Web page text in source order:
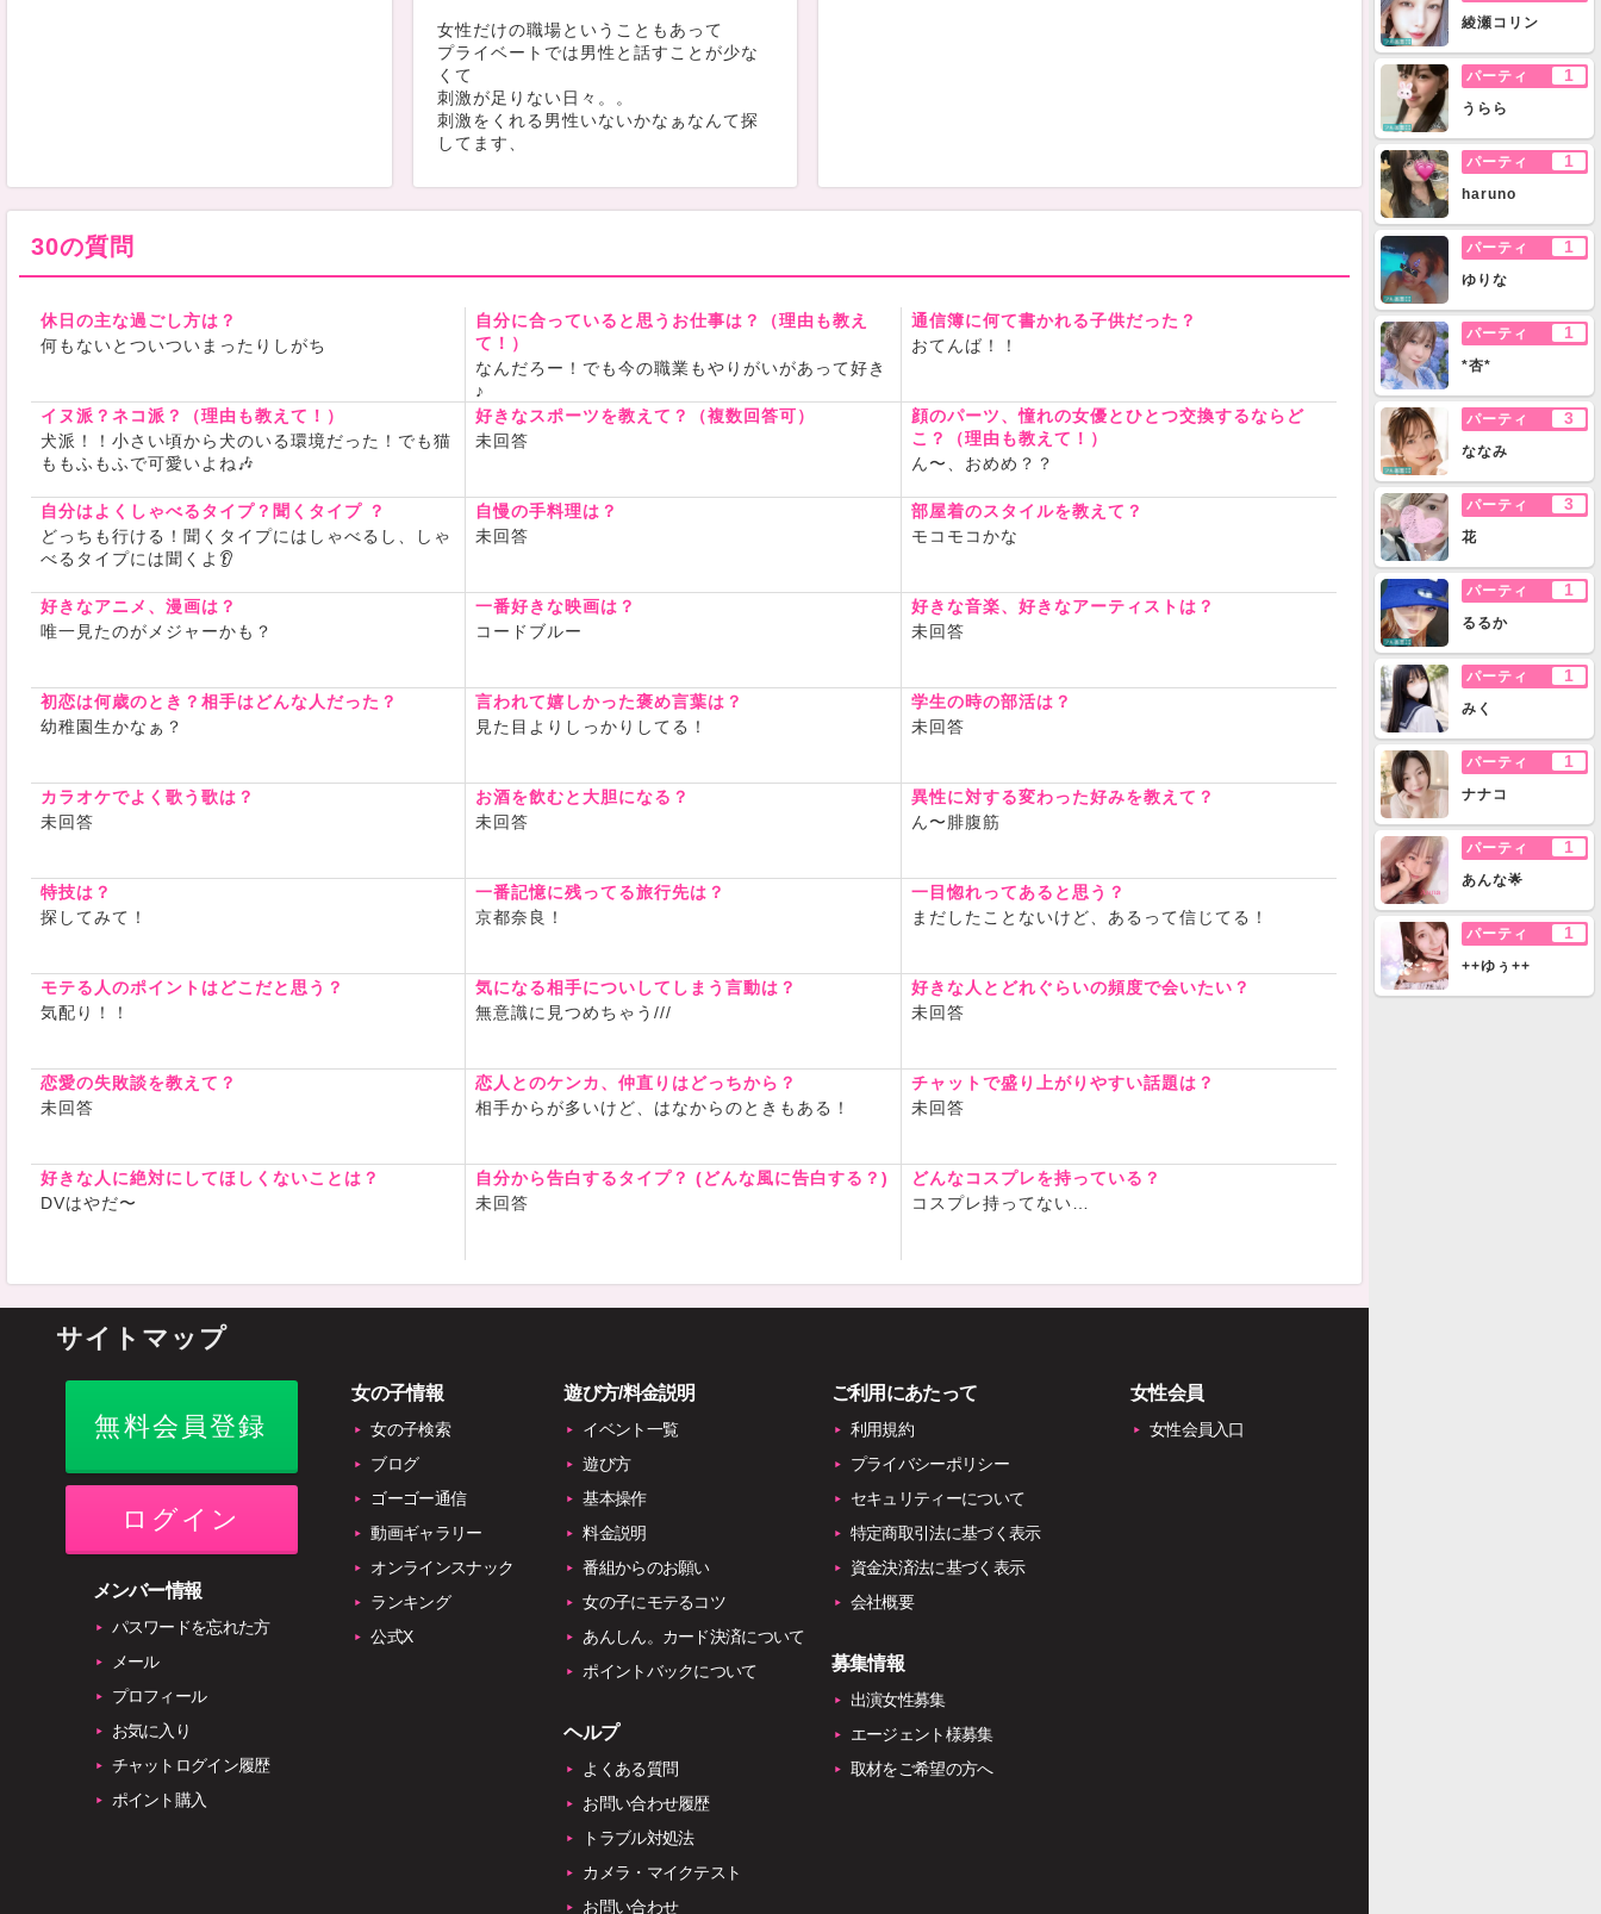
女性だけの職場ということもあって
プライベートでは男性と話すことが少な
くて
刺激が足りない日々。。
刺激をくれる男性いないかなぁなんて探
してます、
ここで、はなの人生の刺激になってくれ
る方積極的に募集中＞＜
30の質問
休日の主な過ごし方は？
何もないとついついまったりしがち
自分に合っていると思うお仕事は？（理由も教え
て！）
なんだろー！でも今の職業もやりがいがあって好き
♪
通信簿に何て書かれる子供だった？
おてんば！！
イヌ派？ネコ派？（理由も教えて！）
犬派！！小さい頃から犬のいる環境だった！でも猫
ももふもふで可愛いよね🎶
好きなスポーツを教えて？（複数回答可）
未回答
顔のパーツ、憧れの女優とひとつ交換するならど
こ？（理由も教えて！）
ん〜、おめめ？？
自分はよくしゃべるタイプ？聞くタイプ ？
どっちも行ける！聞くタイプにはしゃべるし、しゃ
べるタイプには聞くよ👂
自慢の手料理は？
未回答
部屋着のスタイルを教えて？
モコモコかな
好きなアニメ、漫画は？
唯一見たのがメジャーかも？
一番好きな映画は？
コードブルー
好きな音楽、好きなアーティストは？
未回答
初恋は何歳のとき？相手はどんな人だった？
幼稚園生かなぁ？
言われて嬉しかった褒め言葉は？
見た目よりしっかりしてる！
学生の時の部活は？
未回答
カラオケでよく歌う歌は？
未回答
お酒を飲むと大胆になる？
未回答
異性に対する変わった好みを教えて？
ん〜腓腹筋
特技は？
探してみて！
一番記憶に残ってる旅行先は？
京都奈良！
一目惚れってあると思う？
まだしたことないけど、あるって信じてる！
モテる人のポイントはどこだと思う？
気配り！！
気になる相手についしてしまう言動は？
無意識に見つめちゃう///
好きな人とどれぐらいの頻度で会いたい？
未回答
恋愛の失敗談を教えて？
未回答
恋人とのケンカ、仲直りはどっちから？
相手からが多いけど、はなからのときもある！
チャットで盛り上がりやすい話題は？
未回答
好きな人に絶対にしてほしくないことは？
DVはやだ〜
自分から告白するタイプ？ (どんな風に告白する？)
未回答
どんなコスプレを持っている？
コスプレ持ってない…
サイトマップ
無料会員登録
ログイン
メンバー情報
パスワードを忘れた方
メール
プロフィール
お気に入り
チャットログイン履歴
ポイント購入
女の子情報
女の子検索
ブログ
ゴーゴー通信
動画ギャラリー
オンラインスナック
ランキング
公式X
遊び方/料金説明
イベント一覧
遊び方
基本操作
料金説明
番組からのお願い
女の子にモテるコツ
あんしん。カード決済について
ポイントバックについて
ヘルプ
よくある質問
お問い合わせ履歴
トラブル対処法
カメラ・マイクテスト
お問い合わせ
ご利用にあたって
利用規約
プライバシーポリシー
セキュリティーについて
特定商取引法に基づく表示
資金決済法に基づく表示
会社概要
募集情報
出演女性募集
エージェント様募集
取材をご希望の方へ
女性会員
女性会員入口
綾瀬コリン
パーティ 1
うらら
パーティ 1
haruno
パーティ 1
ゆりな
パーティ 1
*杏*
パーティ 3
ななみ
パーティ 3
花
パーティ 1
るるか
パーティ 1
みく
パーティ 1
ナナコ
パーティ 1
あんな🌟
パーティ 1
++ゆぅ++